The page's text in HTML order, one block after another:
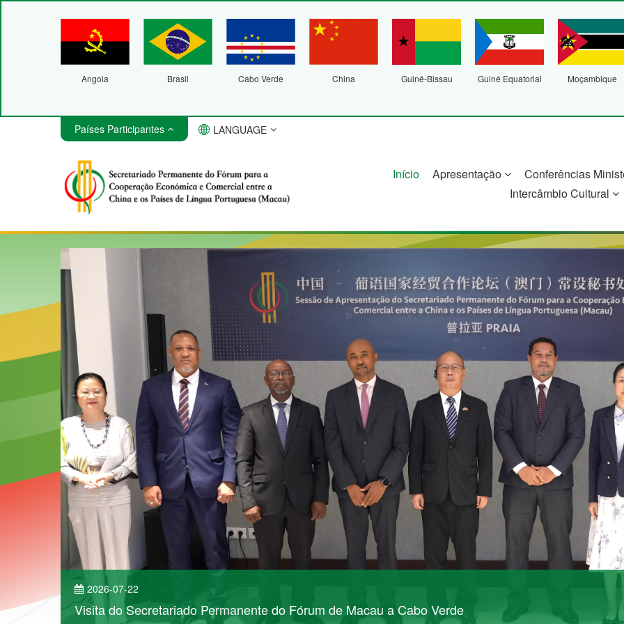
Angola Brasil Cabo Verde China Guiné-Bissau Guiné Equatorial Moçambique
Países Participantes LANGUAGE
Início Apresentação Conferências
Intercâmbio Cultural
2026-07-22
Visita do Secretariado Permanente do Fórum de Macau a Cabo Verde